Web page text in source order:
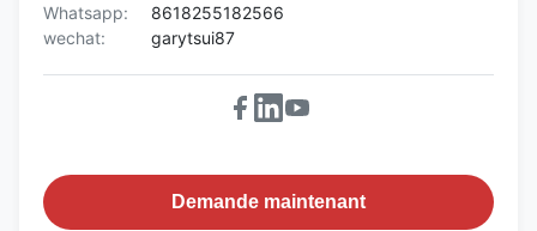
Whatsapp:
8618255182566
wechat:
garytsui87
Demande maintenant